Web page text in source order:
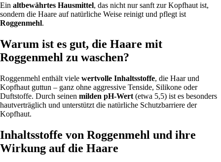
Ein altbewährtes Hausmittel, das nicht nur sanft zur Kopfhaut ist,
sondern die Haare auf natürliche Weise reinigt und pflegt ist
Roggenmehl.
Warum ist es gut, die Haare mit
Roggenmehl zu waschen?
Roggenmehl enthält viele wertvolle Inhaltsstoffe, die Haar und
Kopfhaut guttun – ganz ohne aggressive Tenside, Silikone oder
Duftstoffe. Durch seinen milden pH-Wert (etwa 5,5) ist es besonders
hautverträglich und unterstützt die natürliche Schutzbarriere der
Kopfhaut.
Inhaltsstoffe von Roggenmehl und ihre
Wirkung auf die Haare